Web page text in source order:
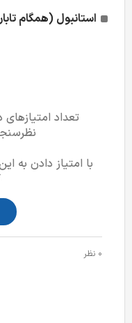
استانبول (همگام
تعداد
با امتیاز دادن به
0 نظر